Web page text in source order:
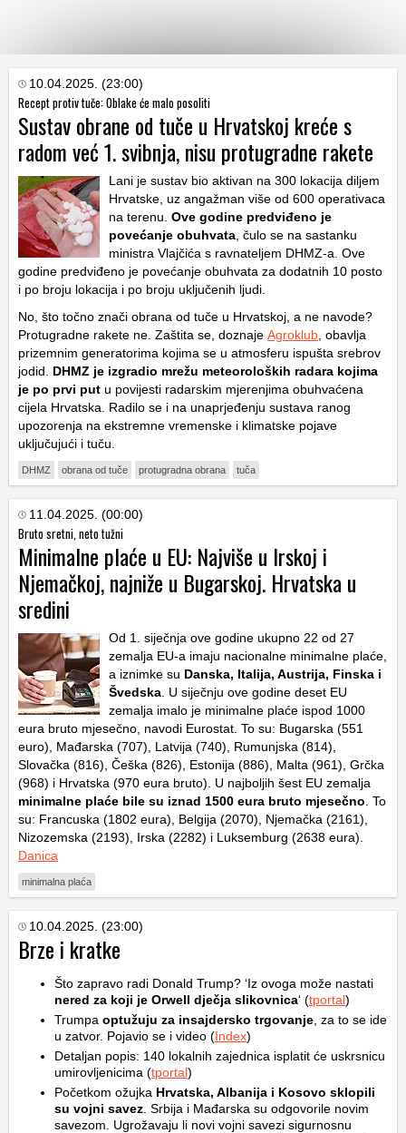
KATEGORIJE
HRVATSKI
WEB
10.04.2025. (23:00)
Recept protiv tuče: Oblake će malo posoliti
Sustav obrane od tuče u Hrvatskoj kreće s
radom već 1. svibnja, nisu protugradne rakete
Lani je sustav bio aktivan na 300 lokacija diljem
Hrvatske, uz angažman više od 600 operativaca
na terenu. Ove godine predviđeno je
povećanje obuhvata , čulo se na sastanku
ministra Vlajčića s ravnateljem DHMZ-a. Ove
godine predviđeno je povećanje obuhvata za dodatnih 10 posto
i po broju lokacija i po broju uključenih ljudi.
No, što točno znači obrana od tuče u Hrvatskoj, a ne navode?
Protugradne rakete ne. Zaštita se, doznaje Agroklub , obavlja
prizemnim generatorima kojima se u atmosferu ispušta srebrov
jodid. DHMZ je izgradio mrežu meteoroloških radara kojima
je po prvi put u povijesti radarskim mjerenjima obuhvaćena
cijela Hrvatska. Radilo se i na unaprjeđenju sustava ranog
upozorenja na ekstremne vremenske i klimatske pojave
uključujući i tuču.
DHMZ obrana od tuče protugradna obrana tuča
11.04.2025. (00:00)
Bruto sretni, neto tužni
Minimalne plaće u EU: Najviše u Irskoj i
Njemačkoj, najniže u Bugarskoj. Hrvatska u
sredini
Od 1. siječnja ove godine ukupno 22 od 27
zemalja EU-a imaju nacionalne minimalne plaće,
a iznimke su Danska, Italija, Austrija, Finska i
Švedska . U siječnju ove godine deset EU
zemalja imalo je minimalne plaće ispod 1000
eura bruto mjesečno, navodi Eurostat. To su: Bugarska (551
euro), Mađarska (707), Latvija (740), Rumunjska (814),
Slovačka (816), Češka (826), Estonija (886), Malta (961), Grčka
(968) i Hrvatska (970 eura bruto). U najboljih šest EU zemalja
minimalne plaće bile su iznad 1500 eura bruto mjesečno . To
su: Francuska (1802 eura), Belgija (2070), Njemačka (2161),
Nizozemska (2193), Irska (2282) i Luksemburg (2638 eura).
Danica
minimalna plaća
10.04.2025. (23:00)
Brze i kratke
Što zapravo radi Donald Trump? ‘Iz ovoga može nastati
nered za koji je Orwell dječja slikovnica‘ (tportal)
Trumpa optužuju za insajdersko trgovanje , za to se ide
u zatvor. Pojavio se i video (Index)
Detaljan popis: 140 lokalnih zajednica isplatit će uskrsnicu
umirovljenicima (tportal)
Početkom ožujka Hrvatska, Albanija i Kosovo sklopili
su vojni savez . Srbija i Mađarska su odgovorile novim
savezom. Ugrožavaju li novi vojni savezi sigurnosnu